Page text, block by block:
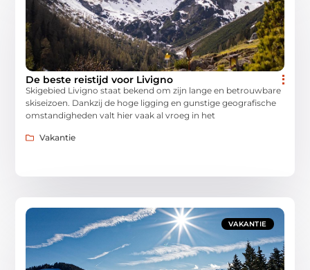
De beste reistijd voor Livigno
Skigebied Livigno staat bekend om zijn lange en betrouwbare
skiseizoen. Dankzij de hoge ligging en gunstige geografische
omstandigheden valt hier vaak al vroeg in het
Vakantie
VAKANTIE